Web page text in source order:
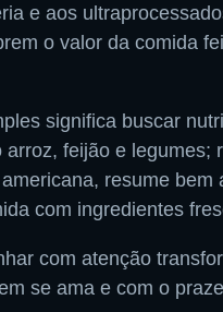
e aos
o valor da comida
significa buscar
arroz, feijão e
resume bem
com ingredientes
com atenção
se ama e com o